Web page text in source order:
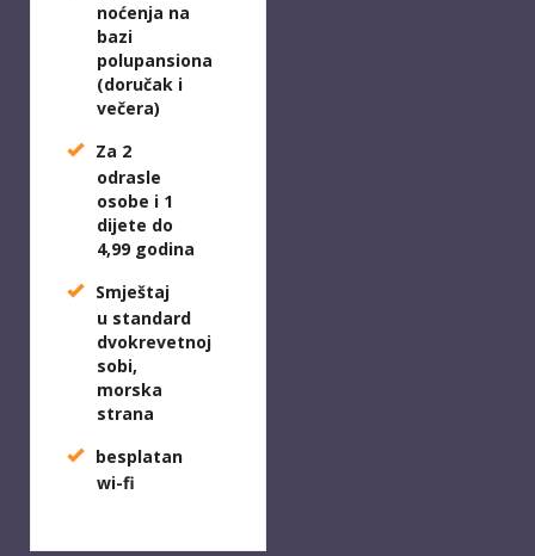
noćenja na
bazi
polupansiona
(doručak i
večera)
Za 2
odrasle
osobe i 1
dijete do
4,99 godina
Smještaj
u standard
dvokrevetnoj
sobi,
morska
strana
besplatan
wi-fi